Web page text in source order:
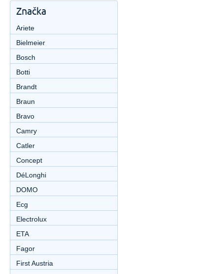
Značka
Ariete
Bielmeier
Bosch
Botti
Brandt
Braun
Bravo
Camry
Catler
Concept
DéLonghi
DOMO
Ecg
Electrolux
ETA
Fagor
First Austria